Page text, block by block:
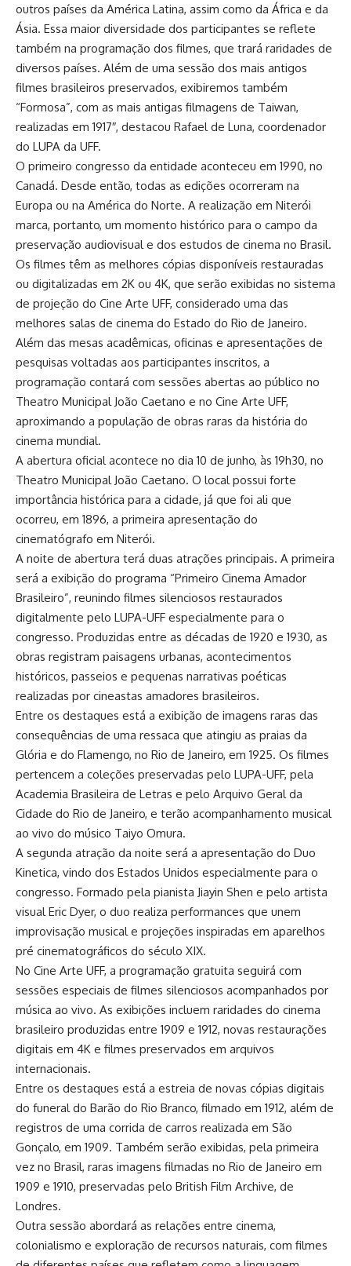
outros países da América Latina, assim como da África e da
Ásia. Essa maior diversidade dos participantes se reflete
também na programação dos filmes, que trará raridades de
diversos países. Além de uma sessão dos mais antigos
filmes brasileiros preservados, exibiremos também
“Formosa”, com as mais antigas filmagens de Taiwan,
realizadas em 1917″, destacou Rafael de Luna, coordenador
do LUPA da UFF.
O primeiro congresso da entidade aconteceu em 1990, no
Canadá. Desde então, todas as edições ocorreram na
Europa ou na América do Norte. A realização em Niterói
marca, portanto, um momento histórico para o campo da
preservação audiovisual e dos estudos de cinema no Brasil.
Os filmes têm as melhores cópias disponíveis restauradas
ou digitalizadas em 2K ou 4K, que serão exibidas no sistema
de projeção do Cine Arte UFF, considerado uma das
melhores salas de cinema do Estado do Rio de Janeiro.
Além das mesas acadêmicas, oficinas e apresentações de
pesquisas voltadas aos participantes inscritos, a
programação contará com sessões abertas ao público no
Theatro Municipal João Caetano e no Cine Arte UFF,
aproximando a população de obras raras da história do
cinema mundial.
A abertura oficial acontece no dia 10 de junho, às 19h30, no
Theatro Municipal João Caetano. O local possui forte
importância histórica para a cidade, já que foi ali que
ocorreu, em 1896, a primeira apresentação do
cinematógrafo em Niterói.
A noite de abertura terá duas atrações principais. A primeira
será a exibição do programa “Primeiro Cinema Amador
Brasileiro”, reunindo filmes silenciosos restaurados
digitalmente pelo LUPA-UFF especialmente para o
congresso. Produzidas entre as décadas de 1920 e 1930, as
obras registram paisagens urbanas, acontecimentos
históricos, passeios e pequenas narrativas poéticas
realizadas por cineastas amadores brasileiros.
Entre os destaques está a exibição de imagens raras das
consequências de uma ressaca que atingiu as praias da
Glória e do Flamengo, no Rio de Janeiro, em 1925. Os filmes
pertencem a coleções preservadas pelo LUPA-UFF, pela
Academia Brasileira de Letras e pelo Arquivo Geral da
Cidade do Rio de Janeiro, e terão acompanhamento musical
ao vivo do músico Taiyo Omura.
A segunda atração da noite será a apresentação do Duo
Kinetica, vindo dos Estados Unidos especialmente para o
congresso. Formado pela pianista Jiayin Shen e pelo artista
visual Eric Dyer, o duo realiza performances que unem
improvisação musical e projeções inspiradas em aparelhos
pré cinematográficos do século XIX.
No Cine Arte UFF, a programação gratuita seguirá com
sessões especiais de filmes silenciosos acompanhados por
música ao vivo. As exibições incluem raridades do cinema
brasileiro produzidas entre 1909 e 1912, novas restaurações
digitais em 4K e filmes preservados em arquivos
internacionais.
Entre os destaques está a estreia de novas cópias digitais
do funeral do Barão do Rio Branco, filmado em 1912, além de
registros de uma corrida de carros realizada em São
Gonçalo, em 1909. Também serão exibidas, pela primeira
vez no Brasil, raras imagens filmadas no Rio de Janeiro em
1909 e 1910, preservadas pelo British Film Archive, de
Londres.
Outra sessão abordará as relações entre cinema,
colonialismo e exploração de recursos naturais, com filmes